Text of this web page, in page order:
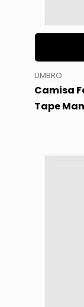
UMBRO
Camisa
Tape